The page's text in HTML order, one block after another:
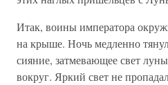
Итак, воины императора
на крыше. Ночь медленно
сияние, затмевающее свет
вокруг. Яркий свет не